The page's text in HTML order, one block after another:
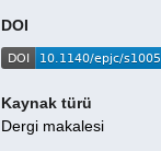
DOI
Kaynak türü
Dergi makalesi